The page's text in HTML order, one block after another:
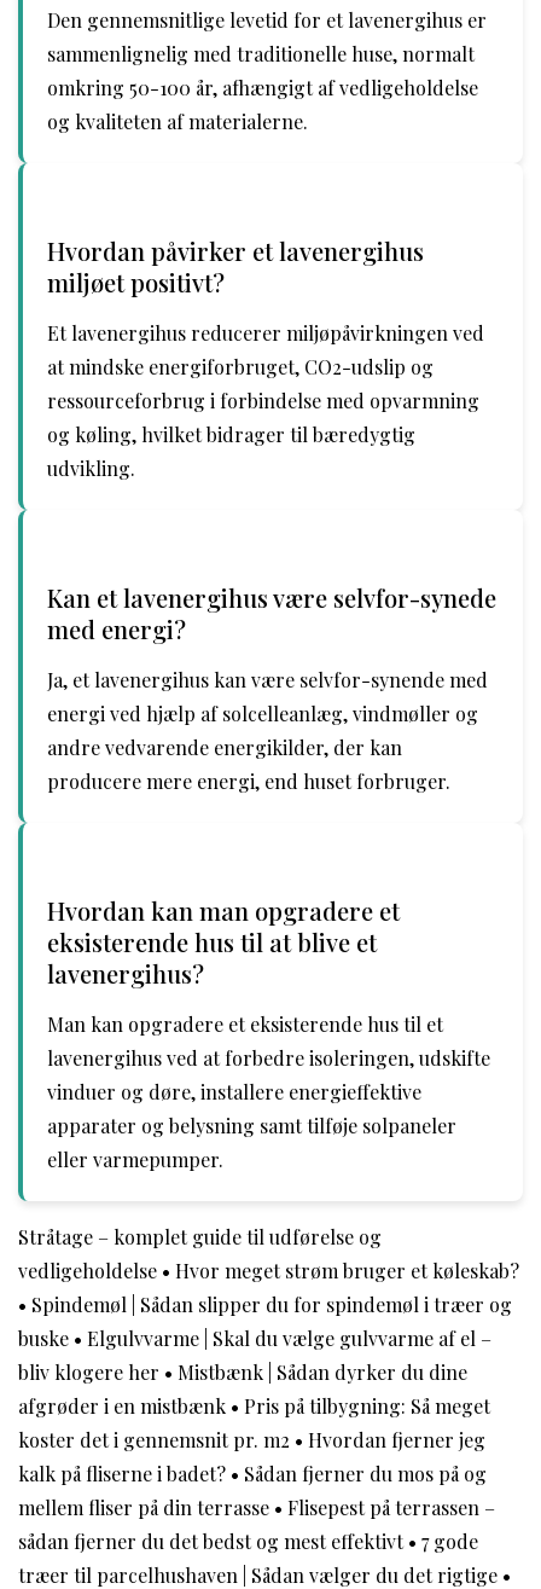
Den gennemsnitlige levetid for et lavenergihus er
sammenlignelig med traditionelle huse, normalt
omkring 50-100 år, afhængigt af vedligeholdelse
og kvaliteten af materialerne.
Hvordan påvirker et lavenergihus
miljøet positivt?
Et lavenergihus reducerer miljøpåvirkningen ved
at mindske energiforbruget, CO2-udslip og
ressourceforbrug i forbindelse med opvarmning
og køling, hvilket bidrager til bæredygtig
udvikling.
Kan et lavenergihus være selvfor-synede
med energi?
Ja, et lavenergihus kan være selvfor-synende med
energi ved hjælp af solcelleanlæg, vindmøller og
andre vedvarende energikilder, der kan
producere mere energi, end huset forbruger.
Hvordan kan man opgradere et
eksisterende hus til at blive et
lavenergihus?
Man kan opgradere et eksisterende hus til et
lavenergihus ved at forbedre isoleringen, udskifte
vinduer og døre, installere energieffektive
apparater og belysning samt tilføje solpaneler
eller varmepumper.
Stråtage – komplet guide til udførelse og
vedligeholdelse • Hvor meget strøm bruger et køleskab?
• Spindemøl | Sådan slipper du for spindemøl i træer og
buske • Elgulvvarme | Skal du vælge gulvvarme af el –
bliv klogere her • Mistbænk | Sådan dyrker du dine
afgrøder i en mistbænk • Pris på tilbygning: Så meget
koster det i gennemsnit pr. m2 • Hvordan fjerner jeg
kalk på fliserne i badet? • Sådan fjerner du mos på og
mellem fliser på din terrasse • Flisepest på terrassen –
sådan fjerner du det bedst og mest effektivt• 7 gode
træer til parcelhushaven | Sådan vælger du det rigtige •